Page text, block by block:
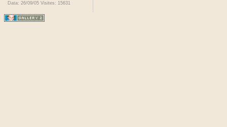
Data: 26/09/05 Visites: 15631